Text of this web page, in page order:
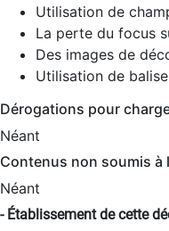
Utilisation de
La perte du focus
Des images de
Utilisation de
Dérogations pour
Néant
Contenus non soumis à
Néant
- Établissement de cette